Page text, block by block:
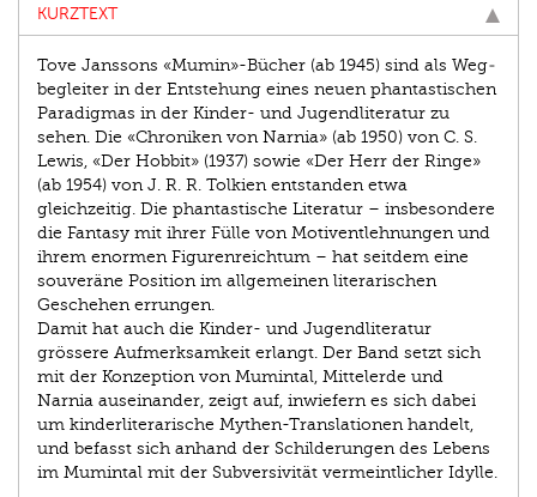
KURZTEXT
Tove Janssons «Mumin»-Bücher (ab 1945) sind als Weg­
begleiter in der Entstehung eines neuen phantastischen
Paradigmas in der Kinder- und Jugendliteratur zu
sehen. Die «Chroniken von Narnia» (ab 1950) von C. S.
Lewis, «Der Hobbit» (1937) sowie «Der Herr der Ringe»
(ab 1954) von J. R. R. Tolkien entstanden etwa
gleichzeitig. Die phantastische Literatur – insbesondere
die Fantasy mit ihrer Fülle von Motiventlehnungen und
ihrem enormen Figurenreichtum – hat seitdem eine
souveräne Position im allgemeinen literarischen
Geschehen errungen.
Damit hat auch die Kinder- und Jugendliteratur
grössere Aufmerksamkeit erlangt. Der Band setzt sich
mit der Konzeption von Mumintal, Mittelerde und
Narnia auseinander, zeigt auf, inwiefern es sich dabei
um kinderliterarische Mythen-Translationen handelt,
und befasst sich anhand der Schilderungen des Lebens
im Mumintal mit der Subversivität vermeintlicher Idylle.